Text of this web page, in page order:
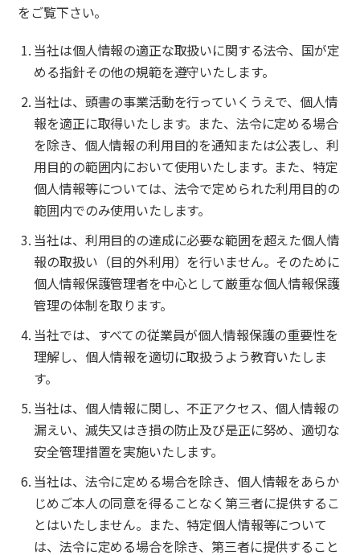
をご覧下さい。
当社は個人情報の適正な取扱いに関する法令、国が定
める指針その他の規範を遵守いたします。
当社は、頭書の事業活動を行っていくうえで、個人情
報を適正に取得いたします。また、法令に定める場合
を除き、個人情報の利用目的を通知または公表し、利
用目的の範囲内において使用いたします。また、特定
個人情報等については、法令で定められた利用目的の
範囲内でのみ使用いたします。
当社は、利用目的の達成に必要な範囲を超えた個人情
報の取扱い（目的外利用）を行いません。そのために
個人情報保護管理者を中心として厳重な個人情報保護
管理の体制を取ります。
当社では、すべての従業員が個人情報保護の重要性を
理解し、個人情報を適切に取扱うよう教育いたしま
す。
当社は、個人情報に関し、不正アクセス、個人情報の
漏えい、滅失又はき損の防止及び是正に努め、適切な
安全管理措置を実施いたします。
当社は、法令に定める場合を除き、個人情報をあらか
じめご本人の同意を得ることなく第三者に提供するこ
とはいたしません。また、特定個人情報等について
は、法令に定める場合を除き、第三者に提供すること